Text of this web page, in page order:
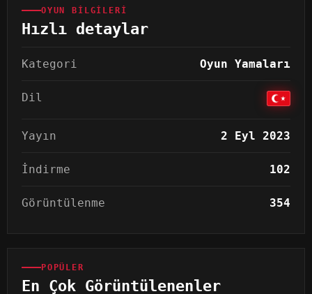
OYUN BILGILERI
Hızlı detaylar
Kategori Oyun Yamaları
Dil
Yayın 2 Eyl 2023
İndirme 102
Görüntülenme 354
POPÜLER
En Çok Görüntülenenler